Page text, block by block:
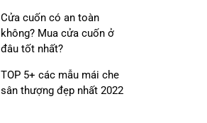
Cửa cuốn có an toàn
không? Mua cửa cuốn ở
đâu tốt nhất?
TOP 5+ các mẫu mái che
sân thượng đẹp nhất 2022